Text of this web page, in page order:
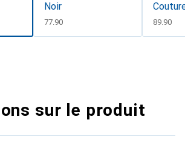
Noir
CHF
77.90 CHF
89.90
sur le produit